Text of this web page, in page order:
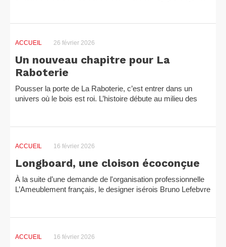
ACCUEIL 26 février 2026
Un nouveau chapitre pour La
Raboterie
Pousser la porte de La Raboterie, c’est entrer dans un
univers où le bois est roi. L’histoire débute au milieu des
ACCUEIL 16 février 2026
Longboard, une cloison écoconçue
À la suite d’une demande de l'organisation professionnelle
L’Ameublement français, le designer isérois Bruno Lefebvre
ACCUEIL 16 février 2026